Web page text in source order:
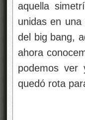
aquella
unidas en
del big bang,
ahora
podemos ver
quedó rota